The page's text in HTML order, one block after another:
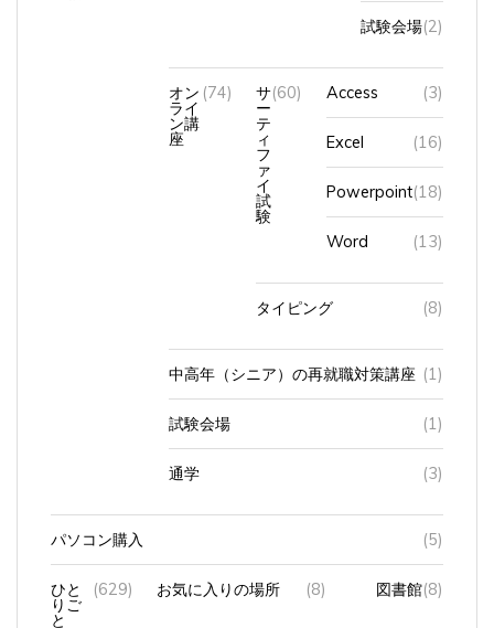
試験会場(2)
オン
ライ
ン講
座
(74) サ
ー
テ
ィ
フ
ァ
イ
試
験
(60) Access (3)
Excel (16)
Powerpoint(18)
Word (13)
タイピング (8)
中高年（シニア）の再就職対策講座 (1)
試験会場 (1)
通学 (3)
パソコン購入 (5)
ひと
りご
と
(629) お気に入りの場所 (8) 図書館(8)